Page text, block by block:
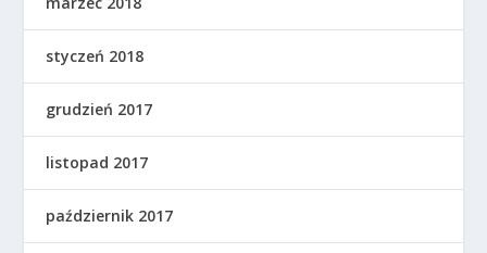
styczeń 2018
grudzień 2017
listopad 2017
październik 2017